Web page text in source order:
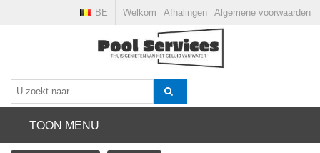
Welkom Afhalingen Algemene voorwaarden
BE
TOON MENU